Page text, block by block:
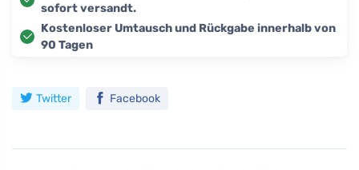
sofort versandt.
Kostenloser Umtausch und Rückgabe innerhalb von
90 Tagen
Twitter Facebook